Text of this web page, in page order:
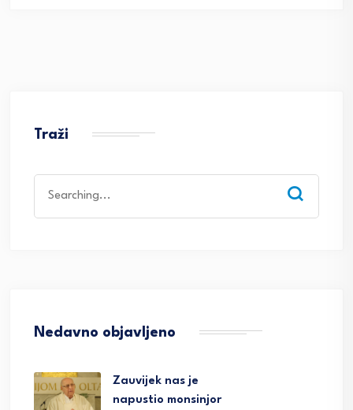
Traži
for:
Nedavno objavljeno
Zauvijek nas je
napustio monsinjor